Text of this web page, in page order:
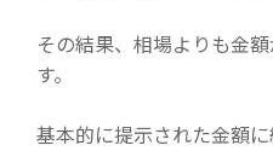
その結果、相場よりも金
す。
基本的に提示された金額